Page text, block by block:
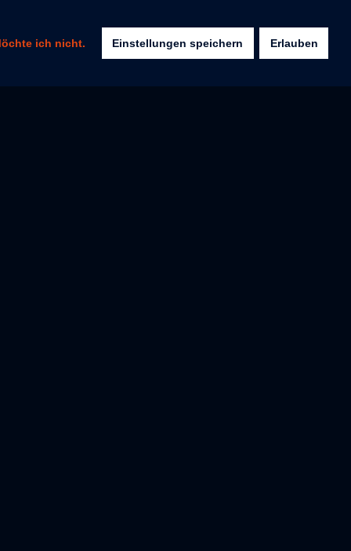
Kontakt
Mitgliederlogin
Mitgliederlogin
ich nicht. Einstellungen speichern Erlauben